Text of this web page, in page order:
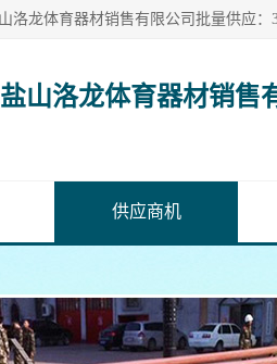
盐山洛龙体育器材销售
供应商机